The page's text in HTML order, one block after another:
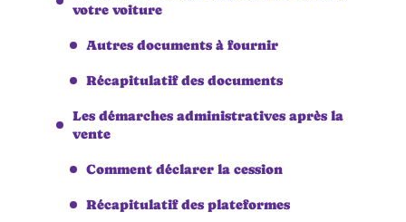
votre voiture
Autres documents à fournir
Récapitulatif des documents
Les démarches administratives après la
vente
Comment déclarer la cession
Récapitulatif des plateformes